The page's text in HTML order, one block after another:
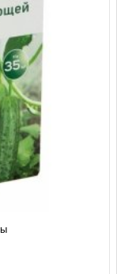
1 кг
Pokon для
Улучшает